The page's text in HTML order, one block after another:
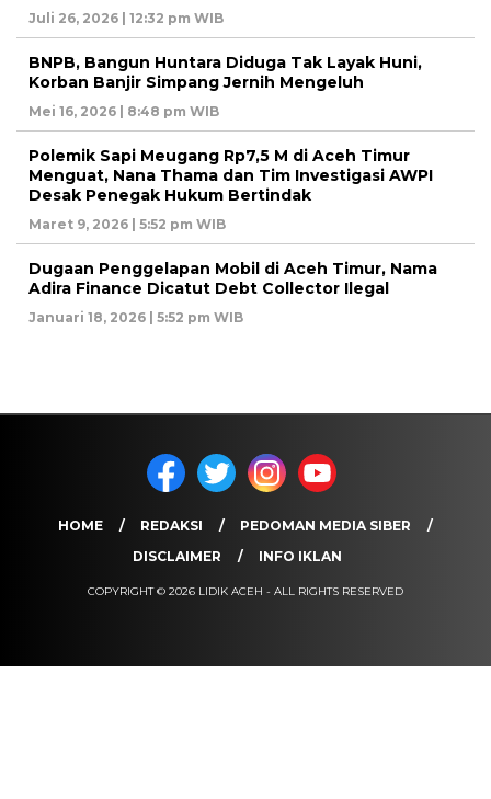
Juli 26, 2026 | 12:32 pm WIB
BNPB, Bangun Huntara Diduga Tak Layak Huni,
Korban Banjir Simpang Jernih Mengeluh
Mei 16, 2026 | 8:48 pm WIB
Polemik Sapi Meugang Rp7,5 M di Aceh Timur
Menguat, Nana Thama dan Tim Investigasi AWPI
Desak Penegak Hukum Bertindak
Maret 9, 2026 | 5:52 pm WIB
Dugaan Penggelapan Mobil di Aceh Timur, Nama
Adira Finance Dicatut Debt Collector Ilegal
Januari 18, 2026 | 5:52 pm WIB
HOME REDAKSI
PEDOMAN MEDIA SIBER
DISCLAIMER
INFO IKLAN
COPYRIGHT © 2026 LIDIK ACEH - ALL RIGHTS RESERVED